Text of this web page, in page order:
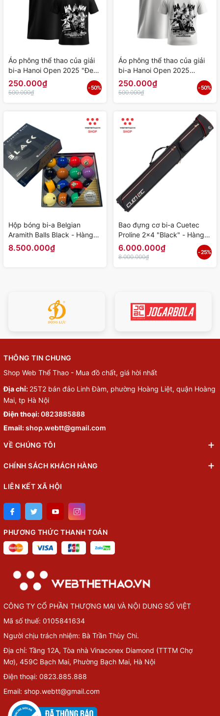
Áo phông thể thao của giải
bi-a Hanoi Open 2025 "Đen"
- Hàng Chính Hãng
250.000₫
500.000₫
- 50%
Áo phông thể thao của giải
bi-a Hanoi Open 2025
"Trắng" - Hàng Chính Hãng
250.000₫
500.000₫
- 50%
Hộp bóng bi-a Belgian
Aramith Balls Black - Hàng
Chính Hãng
8.500.000₫
Bao đựng cơ bi-a Cuetec
Proline 2x4 "Black" - Hàng
Chính Hãng
6.000.000₫
8.000.000₫
- 25%
THÔNG TIN CHUNG
Shop Web Thể Thao - Mua đồ chất, giá hời nhất
Địa chỉ: 25T2 bán đảo Linh Đàm, phường Hoàng Liệt, quận Hoàng
Mai, tp Hà Nội
Điện thoại:0823885888
Email:shop.webtt@gmail.com
VỀ CHÚNG TÔI
CHÍNH SÁCH KHÁCH HÀNG
LIÊN KẾT XÃ HỘI
PHƯƠNG THỨC THANH TOÁN
CÔNG TY CỔ PHẦN THƯỢNG MẠI VÀ NỘI DUNG SỐ VIỆT
Mã số thuế: 0105841634
Người chịu trách nhiệm: Bà Trần Thùy Chi.
Địa chỉ: Tầng 12A, Tòa nhà Vinaconex Diamond (TTTM Chợ
Mơ), 459C Bạch Mai, Phường Bạch Mai, Hà Nội
Điện thoại: 0823.885.888
Email: shop.webtt@gmail.com